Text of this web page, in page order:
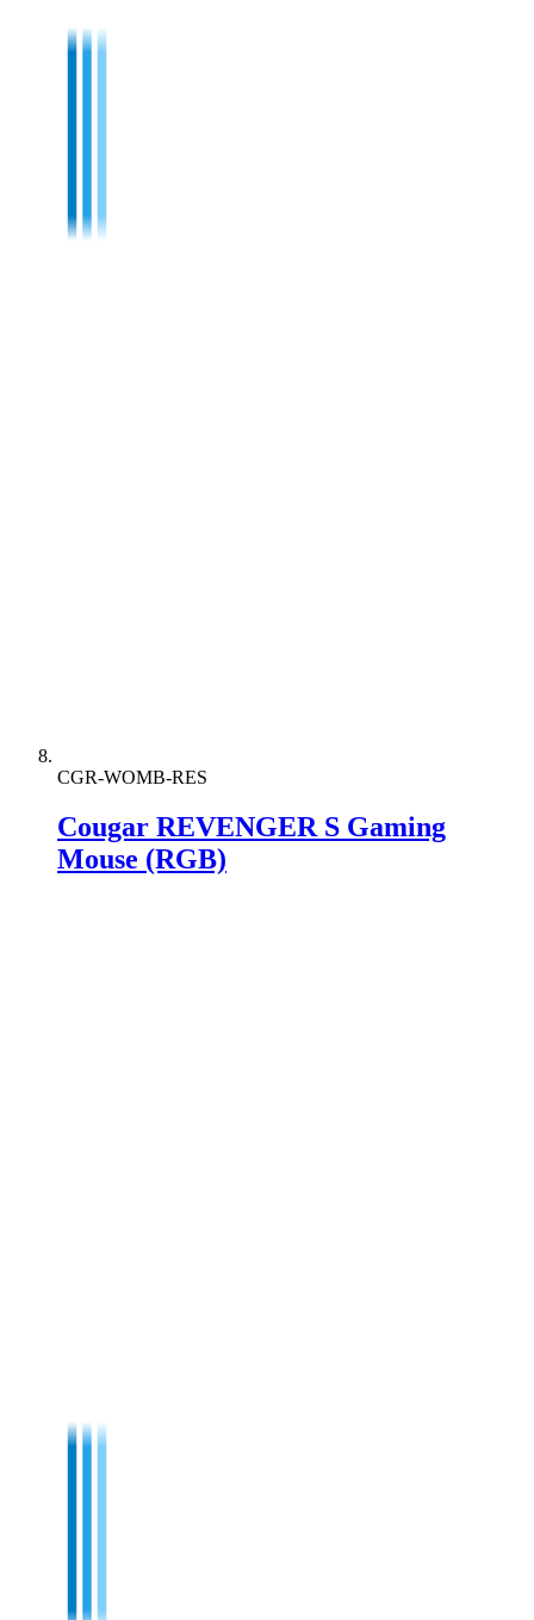
CGR-WOMB-RES
Cougar REVENGER S Gaming
Mouse (RGB)